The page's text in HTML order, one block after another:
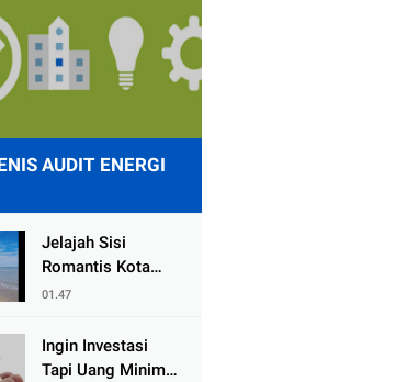
AUDIT ENERGI
Jelajah Sisi
Romantis Kota
Padang Bareng
Destinasi Ini
01.47
Ingin Investasi
Tapi Uang Minim?